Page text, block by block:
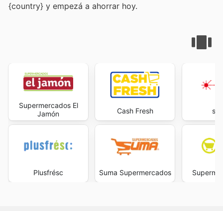
{country} y empezá a ahorrar hoy.
Supermercados El
Jamón
Plusfrésc
Cash Fresh
Suma Supermercados